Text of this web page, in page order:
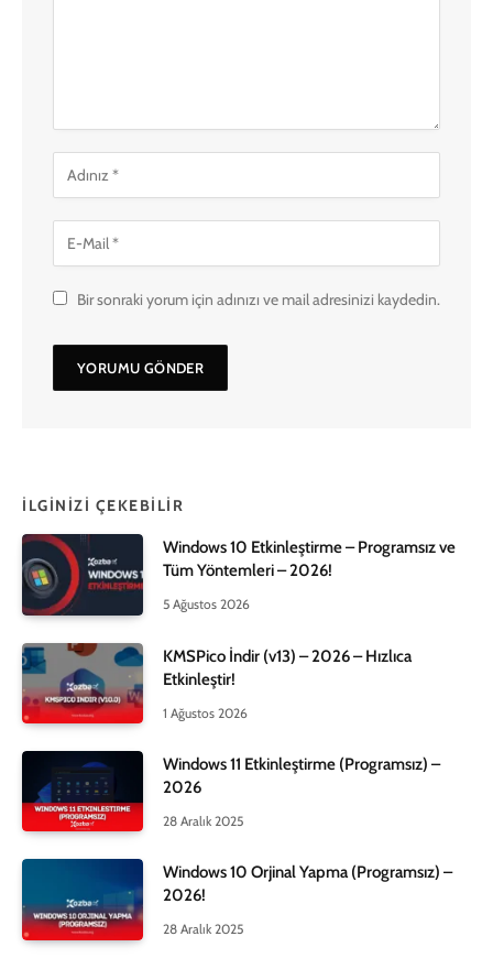
Bir sonraki yorum için adınızı ve mail adresinizi kaydedin.
İLGINIZI ÇEKEBILIR
Windows 10 Etkinleştirme – Programsız ve
Tüm Yöntemleri – 2026!
5 Ağustos 2026
KMSPico İndir (v13) – 2026 – Hızlıca
Etkinleştir!
1 Ağustos 2026
Windows 11 Etkinleştirme (Programsız) –
2026
28 Aralık 2025
Windows 10 Orjinal Yapma (Programsız) –
2026!
28 Aralık 2025